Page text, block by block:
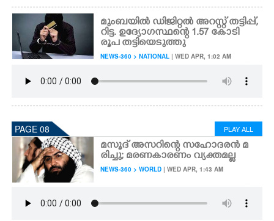
മുംബയിൽ ഡിജിറ്റൽ അറസ്റ്റ് തട്ടിപ്പ്,
റിട്ട. ഉദ്യോഗസ്ഥന്റെ 1.57 കോടി
രൂപ തട്ടിയെടുത്തു
NEWS-360 > NATIONAL | WED APR, 1:02 AM
PAGE 08 PLAY ALL
മസൂദ് അസറിന്റെ സഹോദരൻ മ
രിച്ചു; മരണകാരണം വ്യക്തമല്ല
NEWS-360 > WORLD | WED APR, 1:43 AM